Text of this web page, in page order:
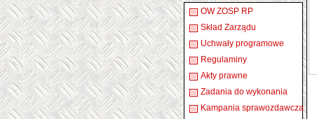
OW ZOSP RP
Skład Zarządu
Uchwały programowe
Regulaminy
Akty prawne
Zadania do wykonania
Kampania sprawozdawcza